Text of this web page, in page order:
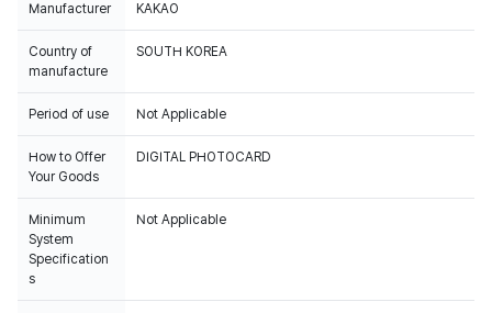
Manufacturer KAKAO
Country of
manufacture
SOUTH KOREA
Period of use Not Applicable
How to Offer
Your Goods
DIGITAL PHOTOCARD
Minimum
System
Specification
s
Not Applicable